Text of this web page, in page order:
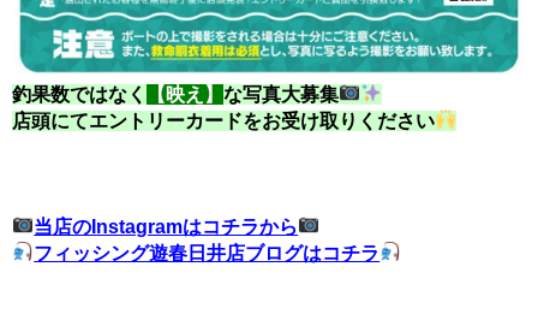
釣果数ではなく 【映え】 な写真大募集
店頭にてエントリーカードをお受け取りください
当店のInstagramはコチラから
フィッシング遊春日井店ブログはコチラ